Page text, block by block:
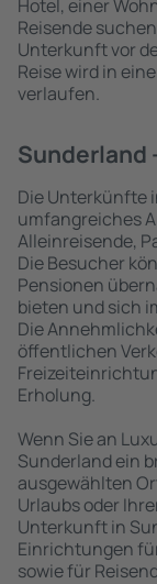
Hotel, einer
Reisende
Unterkunft vor
Reise wird in
verlaufen.
Sunderland
Die Unterkünfte
umfangreiches
Alleinreisende,
Die Besucher
Pensionen
bieten und sich
Die
öffentlichen
Erholung.
Wenn Sie an
Sunderland ein
ausgewählten
Urlaubs oder
Unterkunft in
Einrichtungen
sowie für